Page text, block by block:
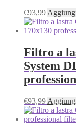
€93,99
Filtro a
System
€93,99